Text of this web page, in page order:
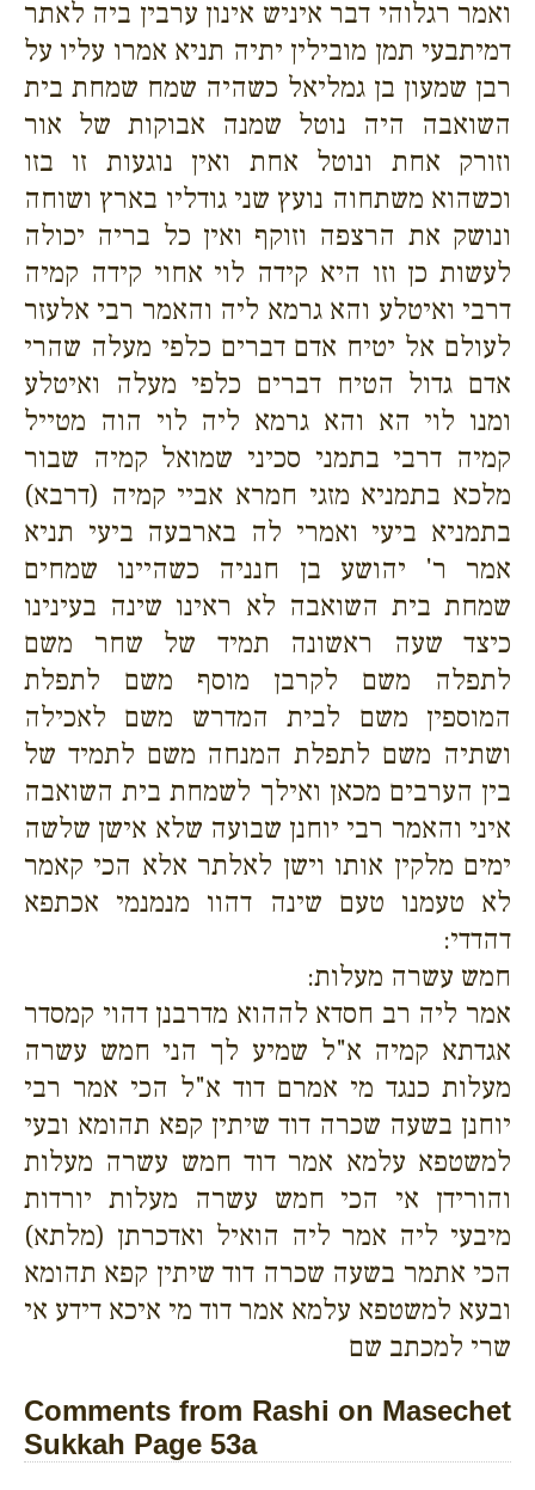
ואמר רגלוהי דבר איניש אינון ערבין ביה לאתר
דמיתבעי תמן מובילין יתיה תניא אמרו עליו על
רבן שמעון בן גמליאל כשהיה שמח שמחת בית
השואבה היה נוטל שמנה אבוקות של אור
וזורק אחת ונוטל אחת ואין נוגעות זו בזו
וכשהוא משתחוה נועץ שני גודליו בארץ ושוחה
ונושק את הרצפה וזוקף ואין כל בריה יכולה
לעשות כן וזו היא קידה לוי אחוי קידה קמיה
דרבי ואיטלע והא גרמא ליה והאמר רבי אלעזר
לעולם אל יטיח אדם דברים כלפי מעלה שהרי
אדם גדול הטיח דברים כלפי מעלה ואיטלע
ומנו לוי הא והא גרמא ליה לוי הוה מטייל
קמיה דרבי בתמני סכיני שמואל קמיה שבור
מלכא בתמניא מזגי חמרא אביי קמיה (דרבא)
בתמניא ביעי ואמרי לה בארבעה ביעי תניא
אמר ר' יהושע בן חנניה כשהיינו שמחים
שמחת בית השואבה לא ראינו שינה בעינינו
כיצד שעה ראשונה תמיד של שחר משם
לתפלה משם לקרבן מוסף משם לתפלת
המוספין משם לבית המדרש משם לאכילה
ושתיה משם לתפלת המנחה משם לתמיד של
בין הערבים מכאן ואילך לשמחת בית השואבה
איני והאמר רבי יוחנן שבועה שלא אישן שלשה
ימים מלקין אותו וישן לאלתר אלא הכי קאמר
לא טעמנו טעם שינה דהוו מנמנמי אכתפא
דהדדי:
חמש עשרה מעלות:
אמר ליה רב חסדא לההוא מדרבנן דהוי קמסדר
אגדתא קמיה א"ל שמיע לך הני חמש עשרה
מעלות כנגד מי אמרם דוד א"ל הכי אמר רבי
יוחנן בשעה שכרה דוד שיתין קפא תהומא ובעי
למשטפא עלמא אמר דוד חמש עשרה מעלות
והורידן אי הכי חמש עשרה מעלות יורדות
מיבעי ליה אמר ליה הואיל ואדכרתן (מלתא)
הכי אתמר בשעה שכרה דוד שיתין קפא תהומא
ובעא למשטפא עלמא אמר דוד מי איכא דידע אי
שרי למכתב שם
Comments from Rashi on Masechet
Sukkah Page 53a